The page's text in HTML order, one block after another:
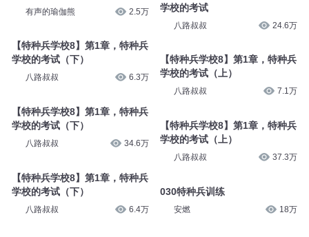
有声的瑜伽熊 2.5万
【特种兵学校8】第1章，特种兵
学校的考试（下）
八路叔叔 6.3万
【特种兵学校8】第1章，特种兵
学校的考试（下）
八路叔叔 34.6万
【特种兵学校8】第1章，特种兵
学校的考试（下）
八路叔叔 6.4万
学校的考试
八路叔叔 24.6万
【特种兵学校8】第1章，特种兵
学校的考试（上）
八路叔叔 7.1万
【特种兵学校8】第1章，特种兵
学校的考试（上）
八路叔叔 37.3万
030特种兵训练
安燃 18万